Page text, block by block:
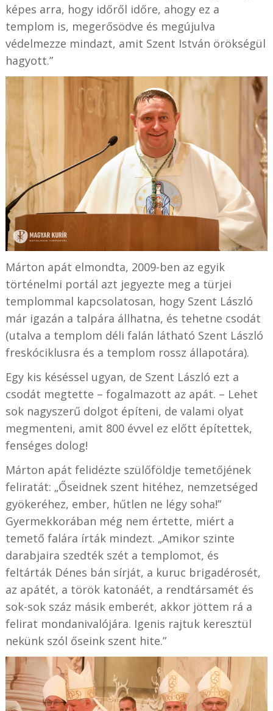
képes arra, hogy időről időre, ahogy ez a
templom is, megerősödve és megújulva
védelmezze mindazt, amit Szent István örökségül
hagyott.”
Márton apát elmondta, 2009-ben az egyik
történelmi portál azt jegyezte meg a türjei
templommal kapcsolatosan, hogy Szent László
már igazán a talpára állhatna, és tehetne csodát
(utalva a templom déli falán látható Szent László
freskóciklusra és a templom rossz állapotára).
Egy kis késéssel ugyan, de Szent László ezt a
csodát megtette – fogalmazott az apát. – Lehet
sok nagyszerű dolgot építeni, de valami olyat
megmenteni, amit 800 évvel ez előtt építettek,
fenséges dolog!
Márton apát felidézte szülőföldje temetőjének
feliratát: „Őseidnek szent hitéhez, nemzetséged
gyökeréhez, ember, hűtlen ne légy soha!”
Gyermekkorában még nem értette, miért a
temető falára írták mindezt. „Amikor szinte
darabjaira szedték szét a templomot, és
feltárták Dénes bán sírját, a kuruc brigadérosét,
az apátét, a török katonáét, a rendtársamét és
sok-sok száz másik emberét, akkor jöttem rá a
felirat mondanivalójára. Igenis rajtuk keresztül
nekünk szól őseink szent hite.”